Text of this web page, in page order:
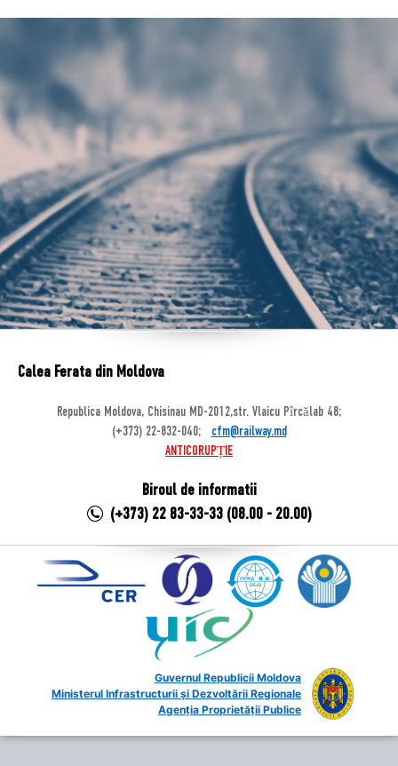
Calea Ferata din Moldova
Republica Moldova, Chisinau MD-2012,str. Vlaicu Pîrcălab 48;
(+373) 22-832-040;
cfm@railway.md
ANTICORUPȚIE
Biroul de informatii
(+373) 22 83-33-33 (08.00 - 20.00)
Guvernul Republicii Moldova
Ministerul Infrastructurii și Dezvoltării Regionale
Agenția Proprietății Publice